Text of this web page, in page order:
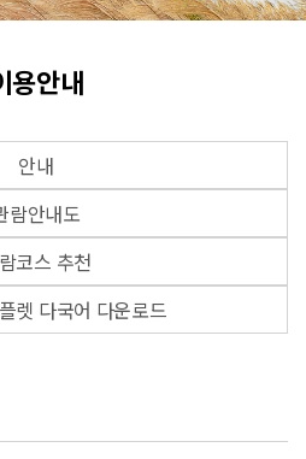
용안내
안내
람안내도
코스 추천
렛 다국어 다운로드